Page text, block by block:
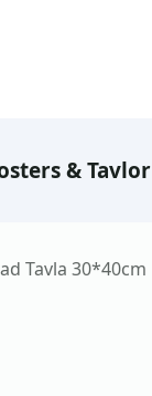
& Tavlor
Tavla 30*40cm